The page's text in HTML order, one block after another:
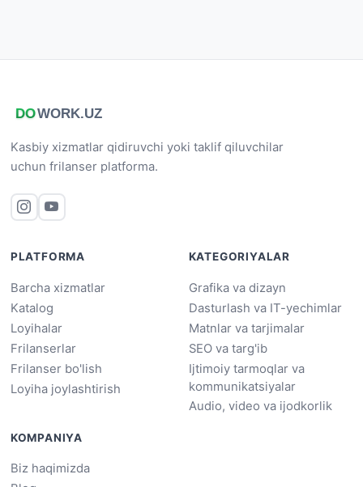
Kasbiy xizmatlar qidiruvchi yoki taklif qiluvchilar
uchun frilanser platforma.
PLATFORMA
Barcha xizmatlar
Katalog
Loyihalar
Frilanserlar
Frilanser bo'lish
Loyiha joylashtirish
KATEGORIYALAR
Grafika va dizayn
Dasturlash va IT-yechimlar
Matnlar va tarjimalar
SEO va targ'ib
Ijtimoiy tarmoqlar va
kommunikatsiyalar
Audio, video va ijodkorlik
KOMPANIYA
Biz haqimizda